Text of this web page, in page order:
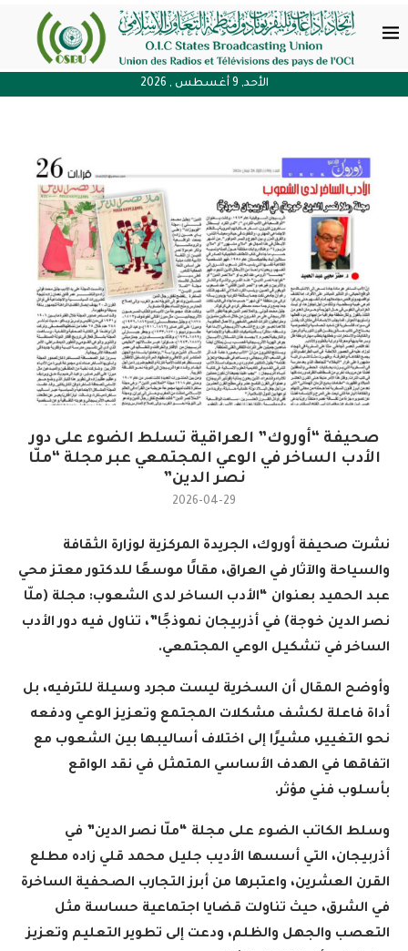
الأحد, 9 أغسطس , 2026
صحيفة “أوروك” العراقية تسلط الضوء على دور
الأدب الساخر في الوعي المجتمعي عبر مجلة “ملّا
نصر الدين”
2026-04-29
نشرت صحيفة أوروك، الجريدة المركزية لوزارة الثقافة
والسياحة والآثار في العراق، مقالًا موسعًا للدكتور معتز محي
عبد الحميد بعنوان “الأدب الساخر لدى الشعوب: مجلة (ملّا
نصر الدين خوجة) في أذربيجان نموذجًا”، تناول فيه دور الأدب
الساخر في تشكيل الوعي المجتمعي.
وأوضح المقال أن السخرية ليست مجرد وسيلة للترفيه، بل
أداة فاعلة لكشف مشكلات المجتمع وتعزيز الوعي ودفعه
نحو التغيير، مشيرًا إلى اختلاف أساليبها بين الشعوب مع
اتفاقها في الهدف الأساسي المتمثل في نقد الواقع
بأسلوب فني مؤثر.
وسلط الكاتب الضوء على مجلة “ملّا نصر الدين” في
أذربيجان، التي أسسها الأديب جليل محمد قلي زاده مطلع
القرن العشرين، واعتبرها من أبرز التجارب الصحفية الساخرة
في الشرق، حيث تناولت قضايا اجتماعية حساسة مثل
التعصب والجهل والظلم، ودعت إلى تطوير التعليم وتعزيز